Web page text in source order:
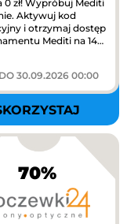
0 zł! Wypróbuj Mediti
Aktywuj kod
i otrzymaj dostęp
Mediti na 14
DO 30.09.2026 00:00
70%